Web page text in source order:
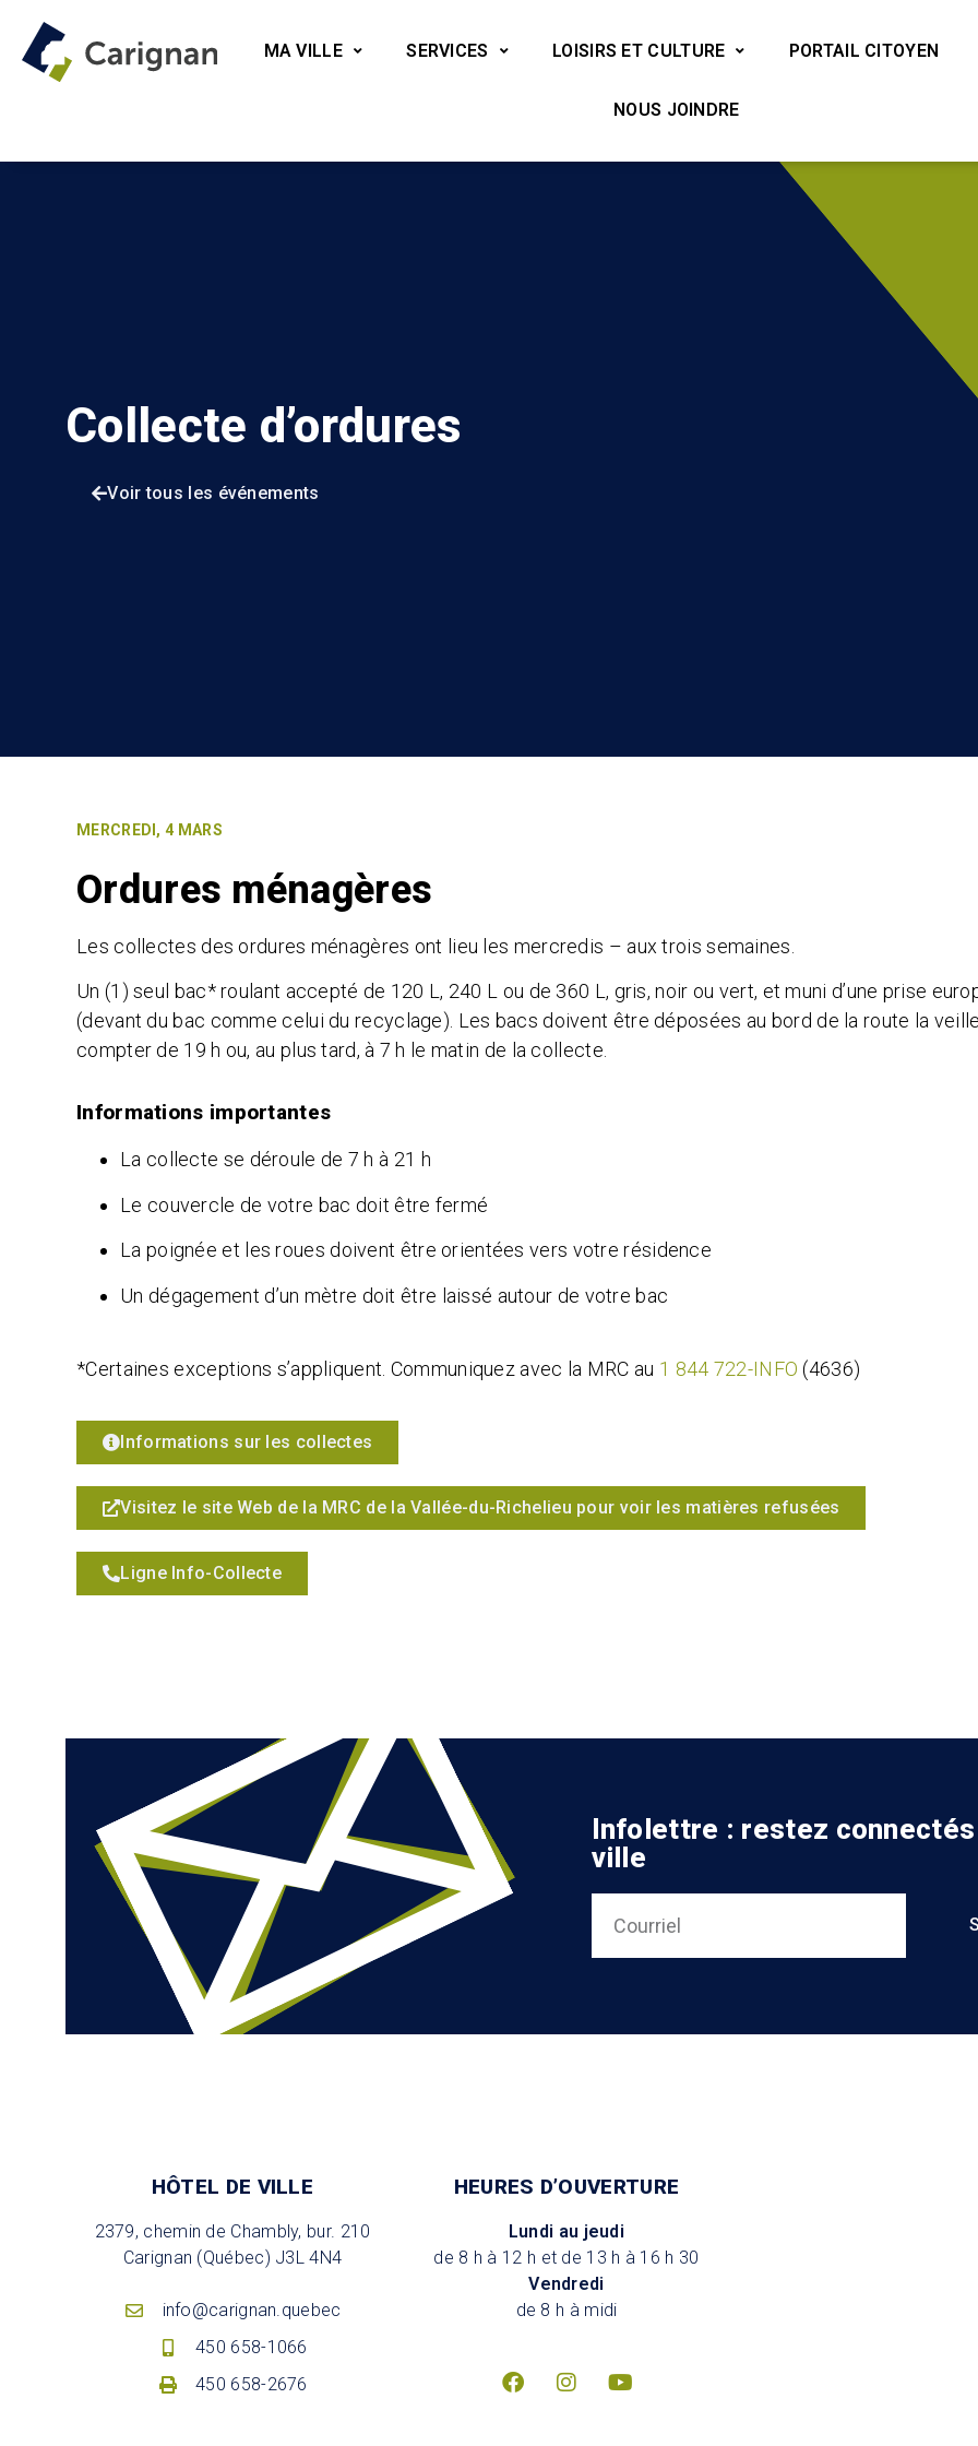
MA VILLE SERVICES LOISIRS ET CULTURE PORTAIL CITOYEN
NOUS JOINDRE
Collecte d’ordures
Voir tous les événements
MERCREDI, 4 MARS
Ordures ménagères
Les collectes des ordures ménagères ont lieu les mercredis – aux trois semaines.
Un (1) seul bac* roulant accepté de 120 L, 240 L ou de 360 L, gris, noir ou vert, et muni d’une prise
(devant du bac comme celui du recyclage). Les bacs doivent être déposées au bord de la route la
compter de 19 h ou, au plus tard, à 7 h le matin de la collecte.
Informations importantes
La collecte se déroule de 7 h à 21 h
Le couvercle de votre bac doit être fermé
La poignée et les roues doivent être orientées vers votre résidence
Un dégagement d’un mètre doit être laissé autour de votre bac
*Certaines exceptions s’appliquent. Communiquez avec la MRC au 1 844 722-INFO (4636)
Informations sur les collectes
Visitez le site Web de la MRC de la Vallée-du-Richelieu pour voir les matières refusées
Ligne Info-Collecte
Infolettre : restez
ville
HÔTEL DE VILLE
2379, chemin de Chambly, bur. 210
Carignan (Québec) J3L 4N4
info@carignan.quebec
450 658-1066
450 658-2676
HEURES D’OUVERTURE
Lundi au jeudi
de 8 h à 12 h et de 13 h à 16 h 30
Vendredi
de 8 h à midi